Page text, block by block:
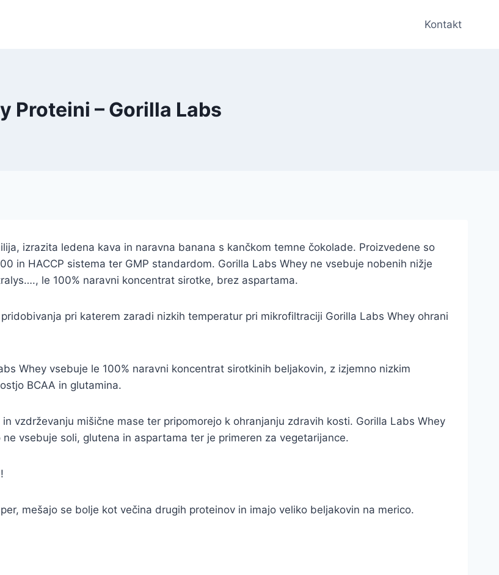
Kontakt
Proteini – Gorilla Labs
izrazita ledena kava in naravna banana s kančkom temne čokolade. Proizvedene so
in HACCP sistema ter GMP standardom. Gorilla Labs Whey ne vsebuje nobenih nižje
le 100% naravni koncentrat sirotke, brez aspartama.
pri katerem zaradi nizkih temperatur pri mikrofiltraciji Gorilla Labs Whey ohrani
Whey vsebuje le 100% naravni koncentrat sirotkinih beljakovin, z izjemno nizkim
BCAA in glutamina.
vzdrževanju mišične mase ter pripomorejo k ohranjanju zdravih kosti. Gorilla Labs Whey
vsebuje soli, glutena in aspartama ter je primeren za vegetarijance.
mešajo se bolje kot večina drugih proteinov in imajo veliko beljakovin na merico.